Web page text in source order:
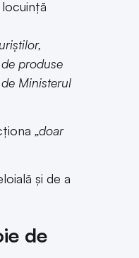
produse
Ministerul
„doar
și de a
de